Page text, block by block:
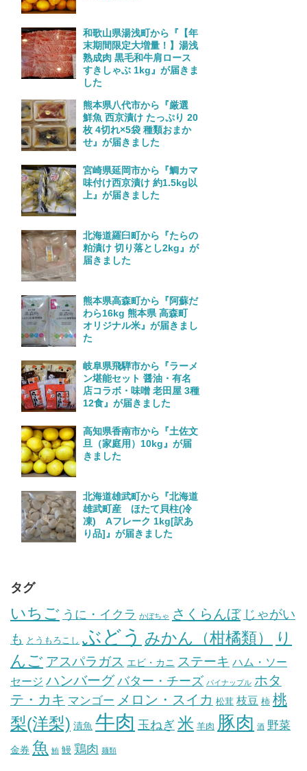
和歌山県湯浅町から『【年
末期間限定大増量！】湯浅
熟成肉 黒毛和牛肩ロース
すきしゃぶ 1kg』が届きま
した
熊本県八代市から『厳選
鮮魚 西京漬け たっぷり 20
枚 4切れ×5袋 種類おまか
せ』が届きました
宮崎県延岡市から『鯛カマ
味付け西京漬け 約1.5kg以
上』が届きました
北海道羅臼町から『たらの
粕漬け 切り落とし2kg』が
届きました
熊本県高森町から『阿蘇だ
わら16kg 熊本県 高森町
オリジナル米』が届きまし
た
岐阜県飛騨市から『ラーメ
ン堪能セット 醤油・有名
店コラボ・味噌 老田屋 3種
12食』が届きました
高知県香南市から『土佐文
旦（家庭用）10kg』が届
きました
北海道雄武町から『北海道
雄武町産 ほたて貝柱(冷
凍) Aフレーク 1kg[訳あ
り品]』が届きました
タグ
いちご うに・イクラ かぼちゃ さくらんぼ じゃがい
も とうもろこし ぶどう みかん（柑橘類）
り
んご アスパラガス エビ・カニ ステーキ ハム・ソー
セージ ハンバーグ バター・チーズ パイナップル ホタ
テ・カキ マンゴー メロン・スイカ 松茸 枝豆 柿 桃
梨(洋梨) 漬魚 牛肉 玉ねぎ 米 羊肉 豚肉 酒 野菜
金券 魚 鮪 鰻 鶏肉 麺類